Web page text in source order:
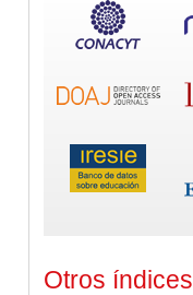
Otros índices